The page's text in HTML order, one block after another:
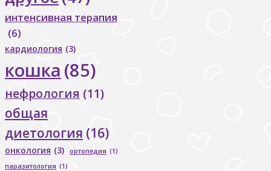
интенсивная терапия
(6)
кардиология (3)
кошка (85)
нефрология (11)
общая
диетология (16)
онкология (3) ортопедия (1)
паразитология (1)